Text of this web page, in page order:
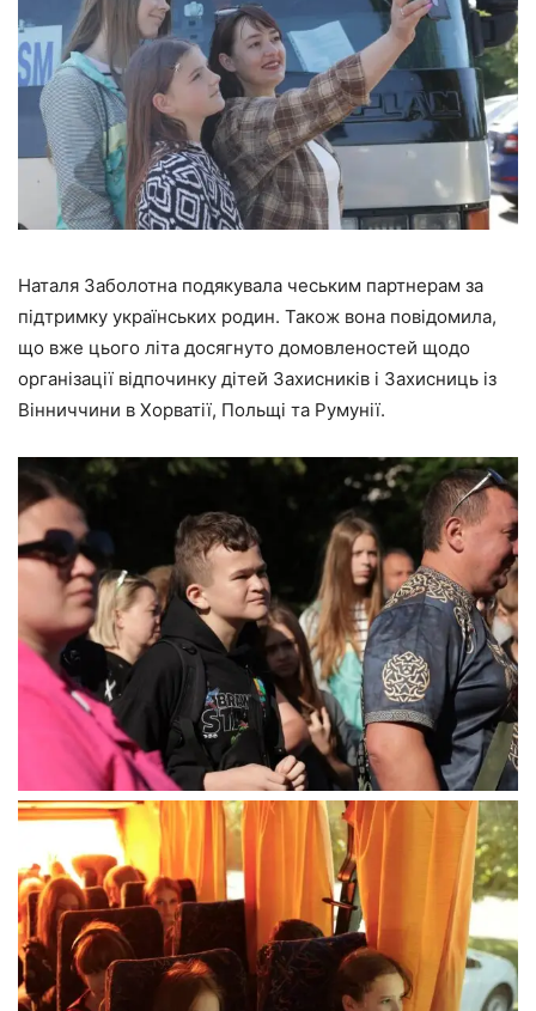
Наталя Заболотна подякувала чеським партнерам за
підтримку українських родин. Також вона повідомила,
що вже цього літа досягнуто домовленостей щодо
організації відпочинку дітей Захисників і Захисниць із
Вінниччини в Хорватії, Польщі та Румунії.